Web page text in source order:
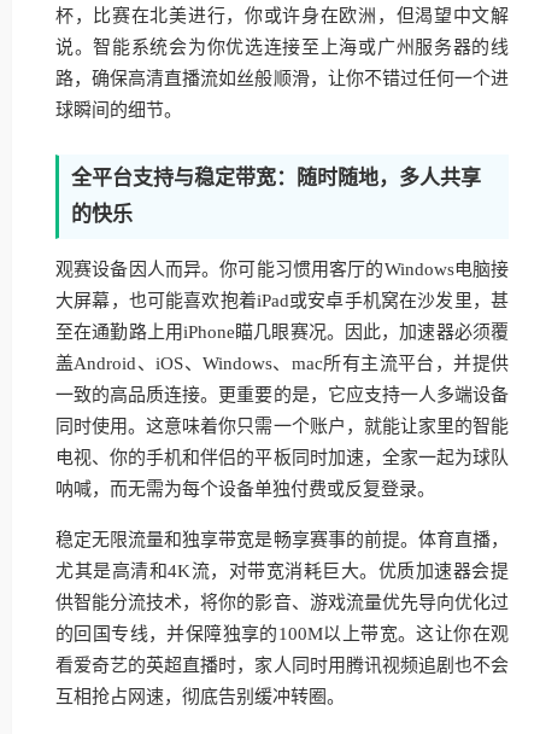
杯，比赛在北美进行，你或许身在欧洲，但渴望中文解
说。智能系统会为你优选连接至上海或广州服务器的线
路，确保高清直播流如丝般顺滑，让你不错过任何一个进
球瞬间的细节。
全平台支持与稳定带宽：随时随地，多人共享
的快乐
观赛设备因人而异。你可能习惯用客厅的Windows电脑接
大屏幕，也可能喜欢抱着iPad或安卓手机窝在沙发里，甚
至在通勤路上用iPhone瞄几眼赛况。因此，加速器必须覆
盖Android、iOS、Windows、mac所有主流平台，并提供
一致的高品质连接。更重要的是，它应支持一人多端设备
同时使用。这意味着你只需一个账户，就能让家里的智能
电视、你的手机和伴侣的平板同时加速，全家一起为球队
呐喊，而无需为每个设备单独付费或反复登录。
稳定无限流量和独享带宽是畅享赛事的前提。体育直播，
尤其是高清和4K流，对带宽消耗巨大。优质加速器会提
供智能分流技术，将你的影音、游戏流量优先导向优化过
的回国专线，并保障独享的100M以上带宽。这让你在观
看爱奇艺的英超直播时，家人同时用腾讯视频追剧也不会
互相抢占网速，彻底告别缓冲转圈。